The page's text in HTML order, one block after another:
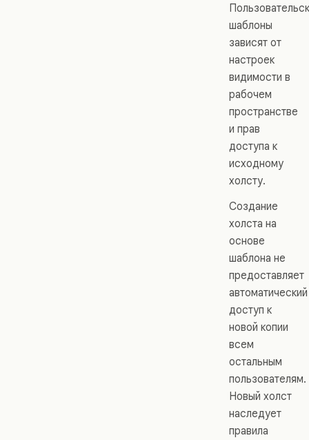
шаблоны
зависят от
настроек
видимости в
рабочем
пространстве
и прав
доступа к
исходному
холсту.
Создание
холста на
основе
шаблона не
предоставляет
автоматический
доступ к
новой копии
всем
остальным
пользователям.
Новый холст
наследует
правила